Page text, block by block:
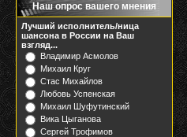
Наш опрос вашего мнения
Лучший исполнитель/ница
шансона в России на Ваш
взгляд...
Владимир Асмолов
Михаил Круг
Стас Михайлов
Любовь Успенская
Михаил Шуфутинский
Вика Цыганова
Сергей Трофимов